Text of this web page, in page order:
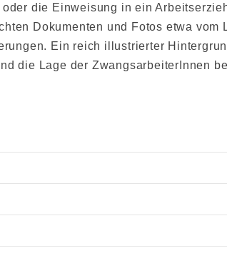
die Einweisung in ein
Dokumenten und Fotos etwa vom
Ein reich illustrierter
die Lage der ZwangsarbeiterInnen